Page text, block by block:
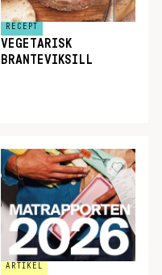
RECEPT
VEGETARISK
BRANTEVIKSILL
ARTIKEL